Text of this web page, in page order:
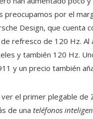
preocupamos por el
Design, que cuenta
refresco de 120 Hz.
y también 120 Hz.
y un precio también
el primer plegable de
de una teléfonos